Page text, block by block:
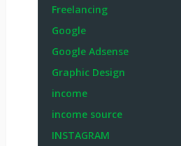
Freelancing
Google
Google Adsense
Graphic Design
income
income source
INSTAGRAM